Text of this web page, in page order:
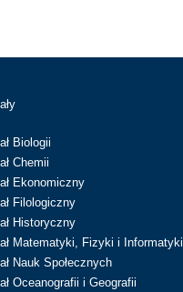
Biologii
Chemii
Ekonomiczny
Filologiczny
Historyczny
Matematyki, Fizyki i Informatyki
Nauk Społecznych
Oceanografii i Geografii